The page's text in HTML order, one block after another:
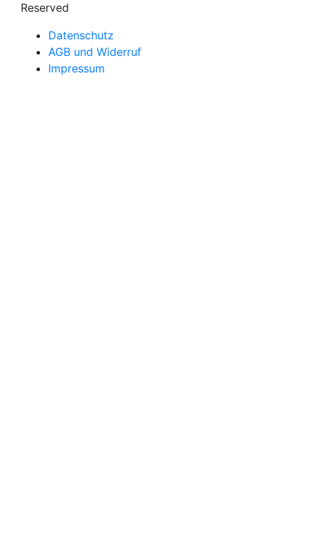
Reserved
Datenschutz
AGB und Widerruf
Impressum